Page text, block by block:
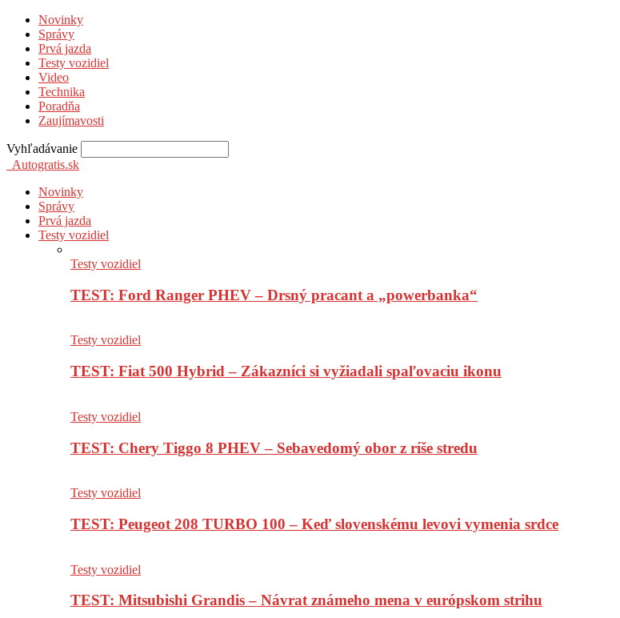
Novinky
Správy
Prvá jazda
Testy vozidiel
Video
Technika
Poradňa
Zaujímavosti
Vyhľadávanie
Autogratis.sk
Novinky
Správy
Prvá jazda
Testy vozidiel
Testy vozidiel
TEST: Ford Ranger PHEV – Drsný pracant a „powerbanka“
Testy vozidiel
TEST: Fiat 500 Hybrid – Zákazníci si vyžiadali spaľovaciu ikonu
Testy vozidiel
TEST: Chery Tiggo 8 PHEV – Sebavedomý obor z ríše stredu
Testy vozidiel
TEST: Peugeot 208 TURBO 100 – Keď slovenskému levovi vymenia srdce
Testy vozidiel
TEST: Mitsubishi Grandis – Návrat známeho mena v európskom strihu